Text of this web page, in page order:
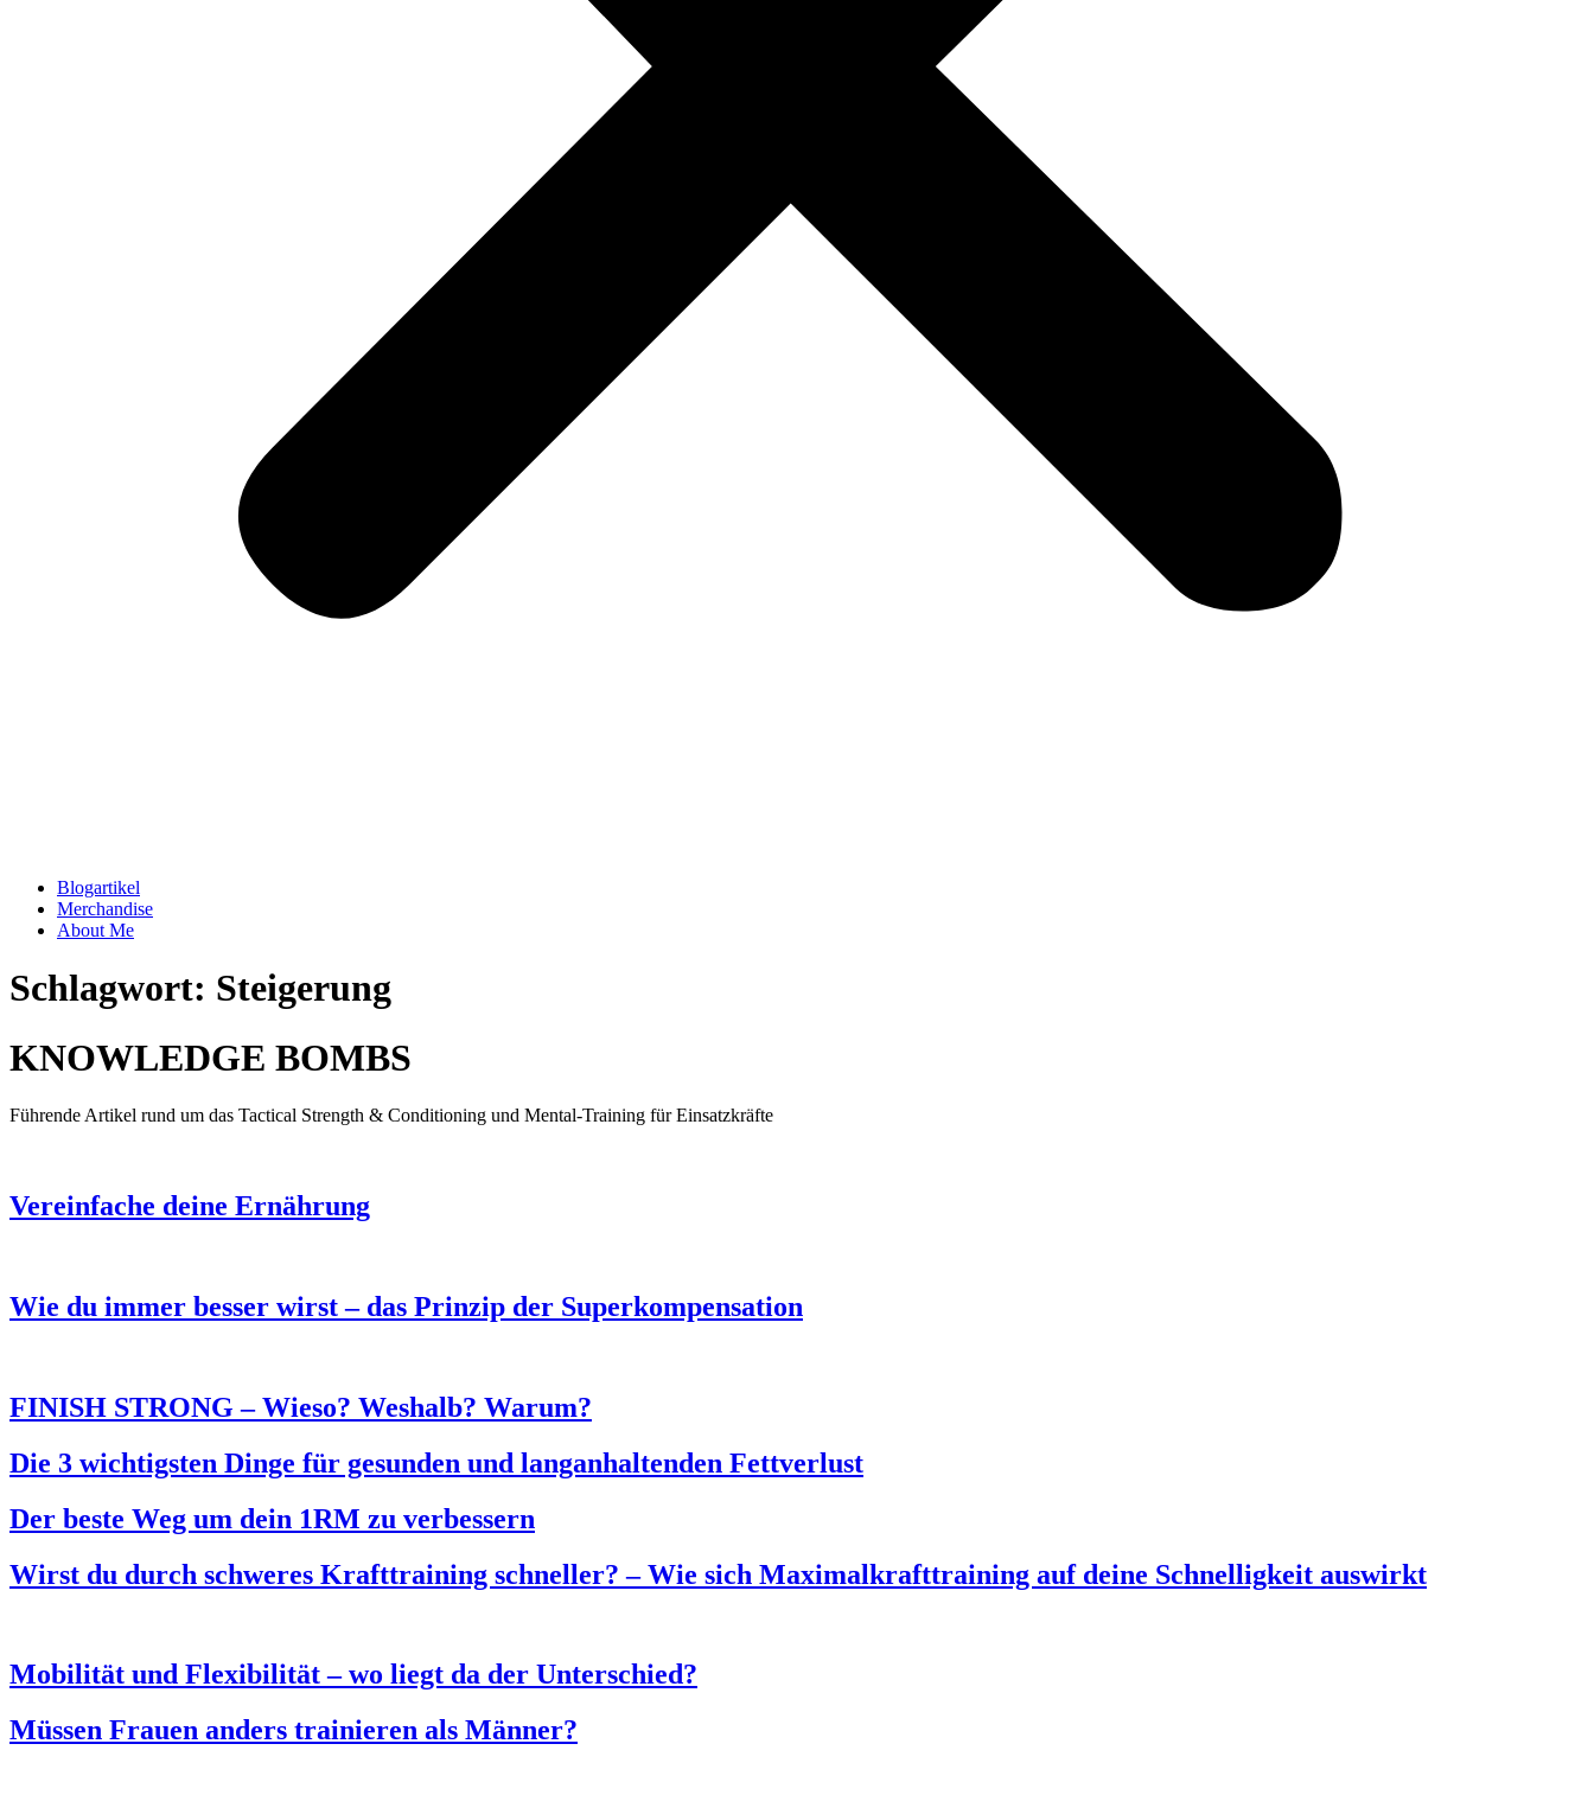
Blogartikel
Merchandise
About Me
Schlagwort: Steigerung
KNOWLEDGE BOMBS
Führende Artikel rund um das Tactical Strength & Conditioning und Mental-Training für Einsatzkräfte
Vereinfache deine Ernährung
Wie du immer besser wirst – das Prinzip der Superkompensation
FINISH STRONG – Wieso? Weshalb? Warum?
Die 3 wichtigsten Dinge für gesunden und langanhaltenden Fettverlust
Der beste Weg um dein 1RM zu verbessern
Wirst du durch schweres Krafttraining schneller? – Wie sich Maximalkrafttraining auf deine Schnelligkeit auswirkt
Mobilität und Flexibilität – wo liegt da der Unterschied?
Müssen Frauen anders trainieren als Männer?